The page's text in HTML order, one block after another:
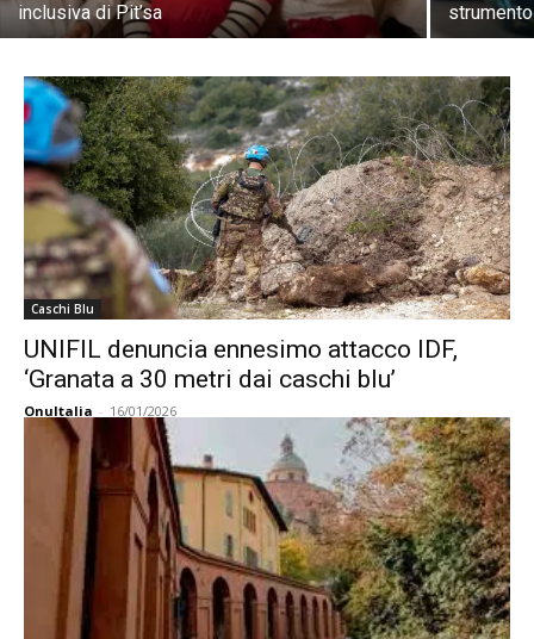
inclusiva di Pit’sa
Caschi Blu
UNIFIL denuncia ennesimo attacco IDF,
‘Granata a 30 metri dai caschi blu’
OnuItalia - 16/01/2026